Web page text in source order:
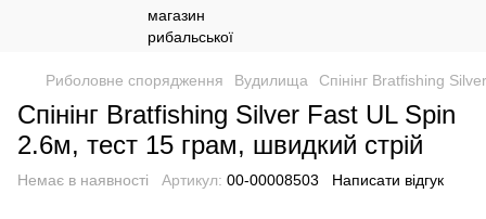
Риболовне спорядження Вудилища Спінінг Bratfishing
Спінінг Bratfishing Silver Fast UL Spin
2.6м, тест 15 грам, швидкий стрій
Немає в наявності Артикул: 00-00008503 Написати відгук